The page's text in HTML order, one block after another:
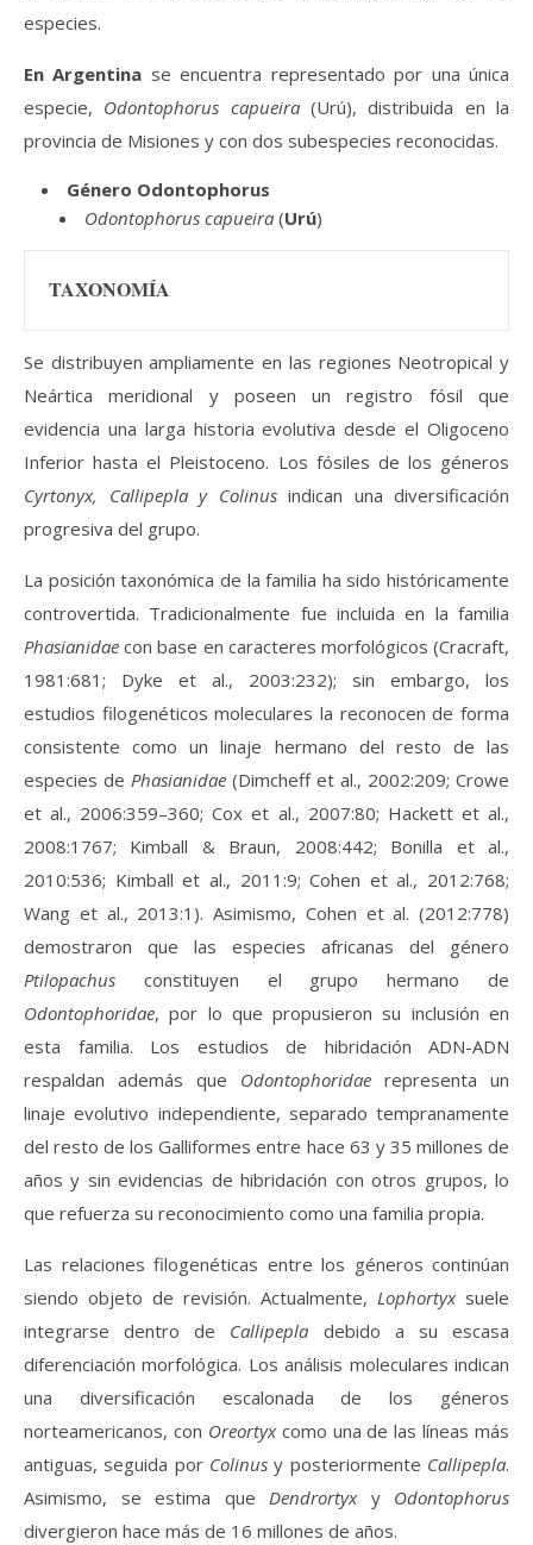
especies.
En Argentina se encuentra representado por una única
especie, Odontophorus capueira(Urú), distribuida en la
provincia de Misiones y con dos subespecies reconocidas.
Género Odontophorus
Odontophorus capueira (Urú)
TAXONOMÍA
Se distribuyen ampliamente en las regiones Neotropical y
Neártica meridional y poseen un registro fósil que
evidencia una larga historia evolutiva desde el Oligoceno
Inferior hasta el Pleistoceno. Los fósiles de los géneros
Cyrtonyx, Callipepla y Colinusindican una diversificación
progresiva del grupo.
La posición taxonómica de la familia ha sido históricamente
controvertida. Tradicionalmente fue incluida en la familia
Phasianidae con base en caracteres morfológicos (Cracraft,
1981:681; Dyke et al., 2003:232); sin embargo, los
estudios filogenéticos moleculares la reconocen de forma
consistente como un linaje hermano del resto de las
especies de Phasianidae (Dimcheff et al., 2002:209; Crowe
et al., 2006:359–360; Cox et al., 2007:80; Hackett et al.,
2008:1767; Kimball & Braun, 2008:442; Bonilla et al.,
2010:536; Kimball et al., 2011:9; Cohen et al., 2012:768;
Wang et al., 2013:1). Asimismo, Cohen et al. (2012:778)
demostraron que las especies africanas del género
Ptilopachus constituyen el grupo hermano de
Odontophoridae, por lo que propusieron su inclusión en
esta familia. Los estudios de hibridación ADN-ADN
respaldan además que Odontophoridae representa un
linaje evolutivo independiente, separado tempranamente
del resto de los Galliformes entre hace 63 y 35 millones de
años y sin evidencias de hibridación con otros grupos, lo
que refuerza su reconocimiento como una familia propia.
Las relaciones filogenéticas entre los géneros continúan
siendo objeto de revisión. Actualmente, Lophortyxsuele
integrarse dentro de Callipepla debido a su escasa
diferenciación morfológica. Los análisis moleculares indican
una diversificación escalonada de los géneros
norteamericanos, con Oreortyxcomo una de las líneas más
antiguas, seguida por Colinus y posteriormente Callipepla.
Asimismo, se estima que Dendrortyxy Odontophorus
divergieron hace más de 16 millones de años.